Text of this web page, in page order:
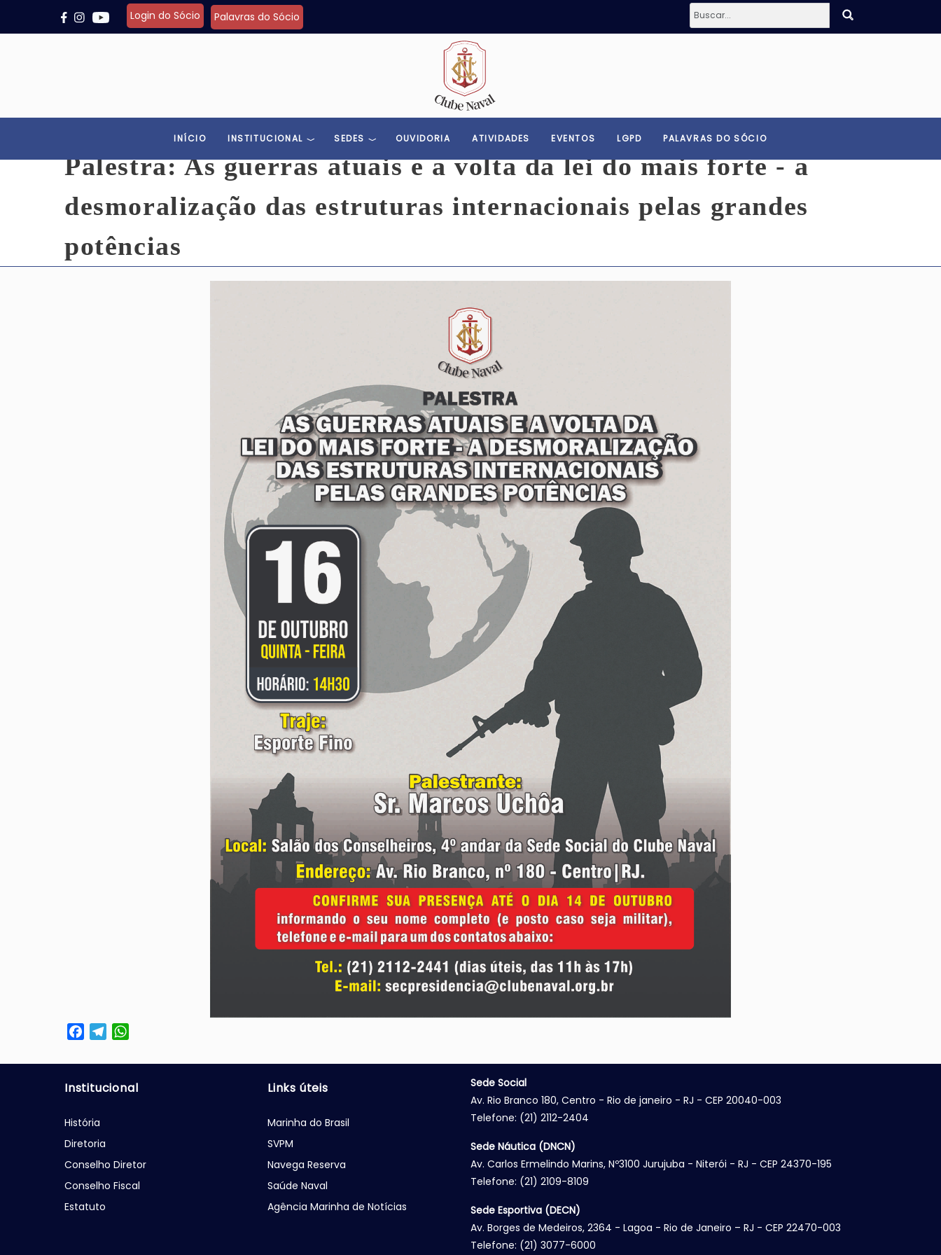
Pular para o conteúdo principal
Login do Sócio Palavras do Sócio
Toggle menu
INÍCIO INSTITUCIONAL SEDES OUVIDORIA ATIVIDADES EVENTOS LGPD PALAVRAS DO SÓCIO
Palestra: As guerras atuais e a volta da lei do mais forte - a
desmoralização das estruturas internacionais pelas grandes
potências
FacebookTelegram
Institucional
História
Diretoria
Conselho Diretor
Conselho Fiscal
Estatuto
Links úteis
Marinha do Brasil
SVPM
Navega Reserva
Saúde Naval
Agência Marinha de Notícias
Sede Social
Av. Rio Branco 180, Centro - Rio de janeiro - RJ - CEP 20040-003
Telefone: (21) 2112-2404
Sede Náutica (DNCN)
Av. Carlos Ermelindo Marins, Nº3100 Jurujuba - Niterói - RJ - CEP 24370-195
Telefone: (21) 2109-8109
Sede Esportiva (DECN)
Av. Borges de Medeiros, 2364 - Lagoa - Rio de Janeiro – RJ - CEP 22470-003
Telefone: (21) 3077-6000